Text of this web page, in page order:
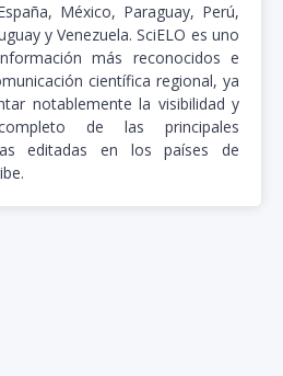
México, Paraguay, Perú,
y Venezuela. SciELO es uno
más reconocidos e
científica regional, ya
notablemente la visibilidad y
de las principales
editadas en los países de